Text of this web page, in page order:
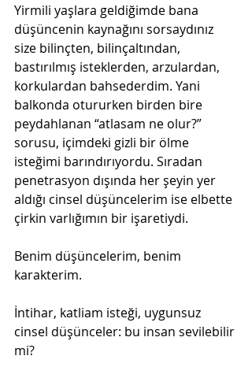
Yirmili yaşlara geldiğimde bana
düşüncenin kaynağını sorsaydınız
size bilinçten, bilinçaltından,
bastırılmış isteklerden, arzulardan,
korkulardan bahsederdim. Yani
balkonda otururken birden bire
peydahlanan “atlasam ne olur?”
sorusu, içimdeki gizli bir ölme
isteğimi barındırıyordu. Sıradan
penetrasyon dışında her şeyin yer
aldığı cinsel düşüncelerim ise elbette
çirkin varlığımın bir işaretiydi.
Benim düşüncelerim, benim
karakterim.
İntihar, katliam isteği, uygunsuz
cinsel düşünceler: bu insan sevilebilir
mi?